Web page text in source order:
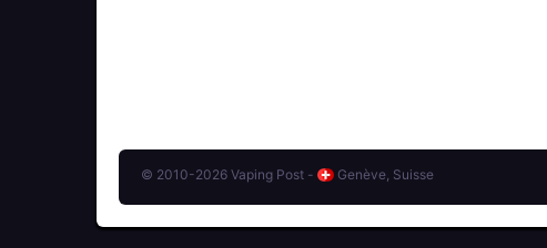
© 2010-2026 Vaping Post - Genève, Suisse